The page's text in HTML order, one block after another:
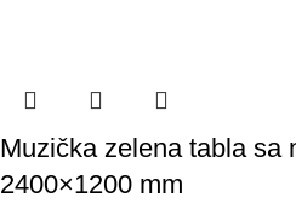
Muzička zelena tabla sa
2400×1200 mm